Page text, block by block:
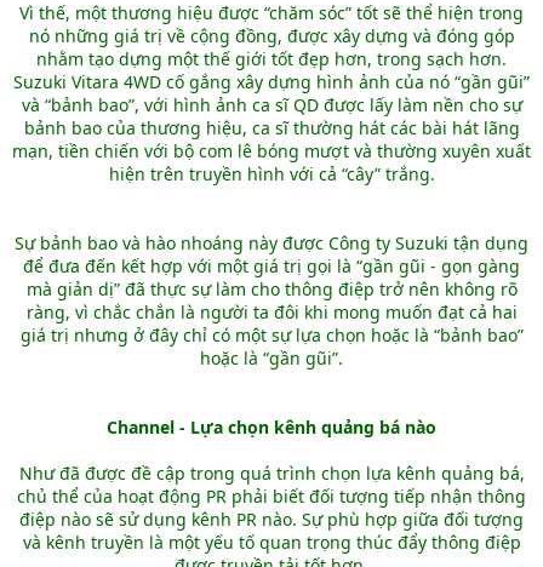
Vì thế, một thương hiệu được “chăm sóc” tốt sẽ thể hiện trong
nó những giá trị về cộng đồng, được xây dựng và đóng góp
nhằm tạo dựng một thế giới tốt đẹp hơn, trong sạch hơn.
Suzuki Vitara 4WD cố gắng xây dựng hình ảnh của nó “gần gũi”
và “bảnh bao”, với hình ảnh ca sĩ QD được lấy làm nền cho sự
bảnh bao của thương hiệu, ca sĩ thường hát các bài hát lãng
mạn, tiền chiến với bộ com lê bóng mượt và thường xuyên xuất
hiện trên truyền hình với cả “cây” trắng.
Sự bảnh bao và hào nhoáng này được Công ty Suzuki tận dụng
để đưa đến kết hợp với một giá trị gọi là “gần gũi - gọn gàng
mà giản dị” đã thực sự làm cho thông điệp trở nên không rõ
ràng, vì chắc chắn là người ta đôi khi mong muốn đạt cả hai
giá trị nhưng ở đây chỉ có một sự lựa chọn hoặc là “bảnh bao”
hoặc là “gần gũi”.
Channel - Lựa chọn kênh quảng bá nào
Như đã được đề cập trong quá trình chọn lựa kênh quảng bá,
chủ thể của hoạt động PR phải biết đối tượng tiếp nhận thông
điệp nào sẽ sử dụng kênh PR nào. Sự phù hợp giữa đối tượng
và kênh truyền là một yếu tố quan trọng thúc đẩy thông điệp